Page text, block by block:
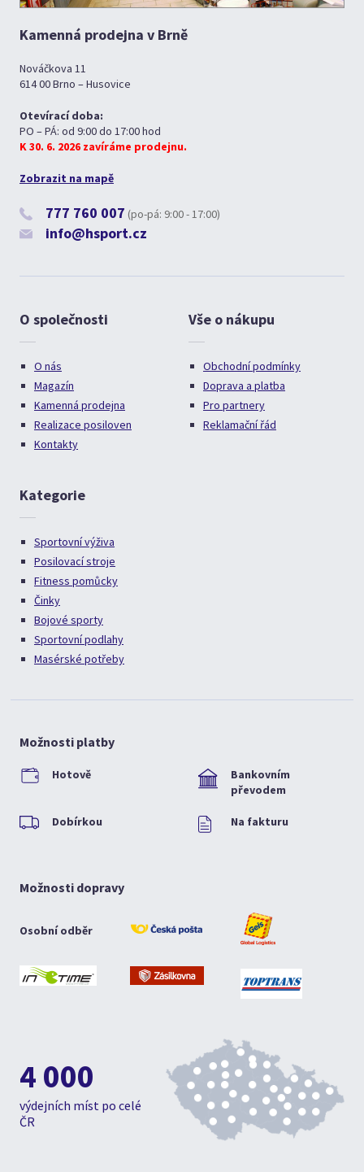
Kamenná prodejna v Brně
Nováčkova 11
614 00 Brno – Husovice
Otevírací doba:
PO – PÁ: od 9:00 do 17:00 hod
K 30. 6. 2026 zavíráme prodejnu.
Zobrazit na mapě
777 760 007 (po-pá: 9:00 - 17:00)
info@hsport.cz
O společnosti
O nás
Magazín
Kamenná prodejna
Realizace posiloven
Kontakty
Vše o nákupu
Obchodní podmínky
Doprava a platba
Pro partnery
Reklamační řád
Kategorie
Sportovní výživa
Posilovací stroje
Fitness pomůcky
Činky
Bojové sporty
Sportovní podlahy
Masérské potřeby
Možnosti platby
Hotově
Bankovním
převodem
Dobírkou Na fakturu
Možnosti dopravy
Osobní odběr
4 000
výdejních míst po celé
ČR